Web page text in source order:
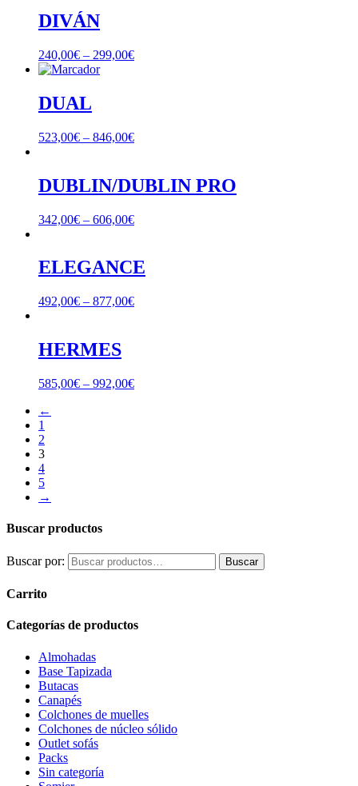
DIVÁN
240,00€ – 299,00€
DUAL
523,00€ – 846,00€
DUBLIN/DUBLIN PRO
342,00€ – 606,00€
ELEGANCE
492,00€ – 877,00€
HERMES
585,00€ – 992,00€
←
1
2
3
4
5
→
Buscar productos
Buscar por: Buscar
Carrito
Categorías de productos
Almohadas
Base Tapizada
Butacas
Canapés
Colchones de muelles
Colchones de núcleo sólido
Outlet sofás
Packs
Sin categoría